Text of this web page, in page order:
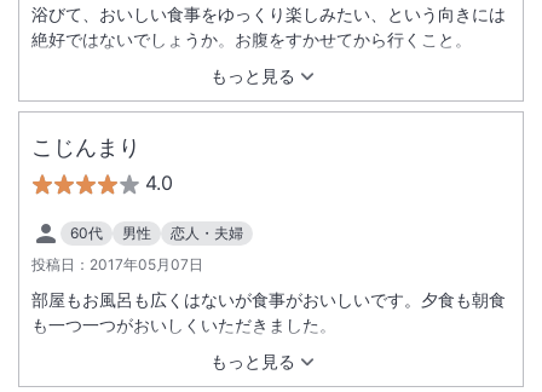
もっと見る
浴びて、おいしい食事をゆっくり楽しみたい、という向きには
絶好ではないでしょうか。お腹をすかせてから行くこと。
こじんまり
4.0
60代 男性
恋人・夫婦
投稿日： 2017年05月07日
もっと見る
部屋もお風呂も広くはないが食事がおいしいです。夕食も朝食
も一つ一つがおいしくいただきました。